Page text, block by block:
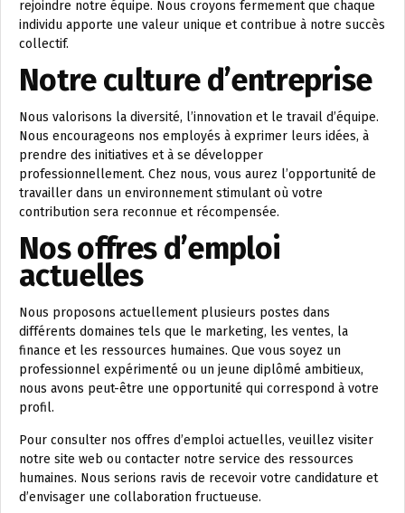
rejoindre notre équipe. Nous croyons fermement que chaque
individu apporte une valeur unique et contribue à notre succès
collectif.
Notre culture d’entreprise
Nous valorisons la diversité, l’innovation et le travail d’équipe.
Nous encourageons nos employés à exprimer leurs idées, à
prendre des initiatives et à se développer
professionnellement. Chez nous, vous aurez l’opportunité de
travailler dans un environnement stimulant où votre
contribution sera reconnue et récompensée.
Nos offres d’emploi
actuelles
Nous proposons actuellement plusieurs postes dans
différents domaines tels que le marketing, les ventes, la
finance et les ressources humaines. Que vous soyez un
professionnel expérimenté ou un jeune diplômé ambitieux,
nous avons peut-être une opportunité qui correspond à votre
profil.
Pour consulter nos offres d’emploi actuelles, veuillez visiter
notre site web ou contacter notre service des ressources
humaines. Nous serions ravis de recevoir votre candidature et
d’envisager une collaboration fructueuse.